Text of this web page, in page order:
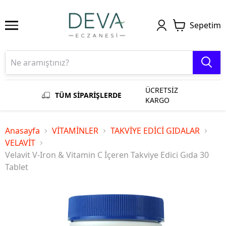
Sepetim
TÜM SİPARİŞLERDE
ÜCRETSİZ
KARGO
Anasayfa VİTAMİNLER
TAKVİYE EDİCİ GIDALAR
VELAVİT
Velavit V-Iron & Vitamin C İçeren Takviye Edici Gıda 30
Tablet